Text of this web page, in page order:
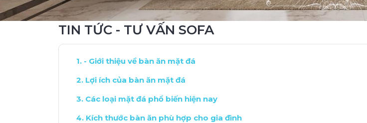
TIN TỨC - TƯ VẤN SOFA
- Giới thiệu về bàn ăn mặt đá
Lợi ích của bàn ăn mặt đá
Các loại mặt đá phổ biến hiện nay
Kích thước bàn ăn phù hợp cho gia đình